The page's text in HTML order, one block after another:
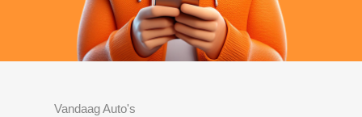
Vandaag Auto's